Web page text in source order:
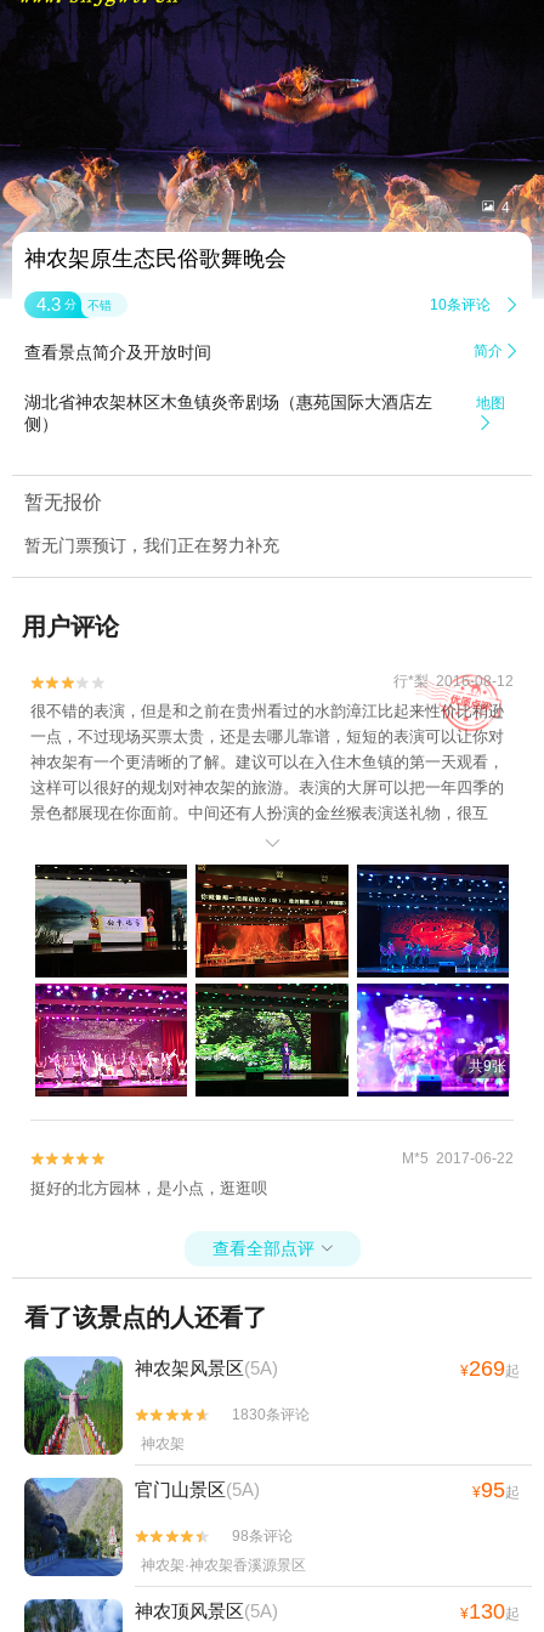
 4
神农架原生态民俗歌舞晚会
4.3 分 不错 10条评论 
查看景点简介及开放时间 简介 
湖北省神农架林区木鱼镇炎帝剧场（惠苑国际大酒店左
侧）
地图

暂无报价
暂无门票预订，我们正在努力补充
用户评论

 行*梨 2016-08-12
很不错的表演，但是和之前在贵州看过的水韵漳江比起来性价比稍逊
一点，不过现场买票太贵，还是去哪儿靠谱，短短的表演可以让你对
神农架有一个更清晰的了解。建议可以在入住木鱼镇的第一天观看，
这样可以很好的规划对神农架的旅游。表演的大屏可以把一年四季的
景色都展现在你面前。中间还有人扮演的金丝猴表演送礼物，很互

共9张

 M*5 2017-06-22
挺好的北方园林，是小点，逛逛呗
查看全部点评 
看了该景点的人还看了
神农架风景区(5A) ¥269起


1830条评论
神农架
官门山景区(5A) ¥95起


98条评论
神农架·神农架香溪源景区
神农顶风景区(5A) ¥130起
